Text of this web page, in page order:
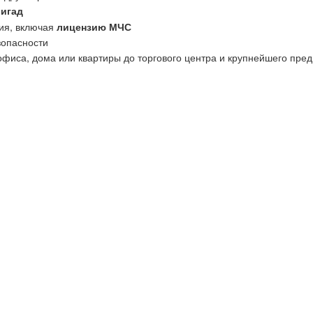
включая лицензию МЧС
дома или квартиры до торгового центра и крупнейшего